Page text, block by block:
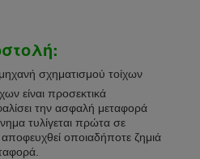
σχηματισμού τοίχων
είναι προσεκτικά
την ασφαλή μεταφορά
τυλίγεται πρώτα σε
οποιαδήποτε ζημιά